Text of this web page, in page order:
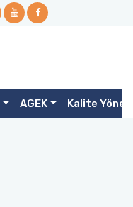
AGEK Kalite